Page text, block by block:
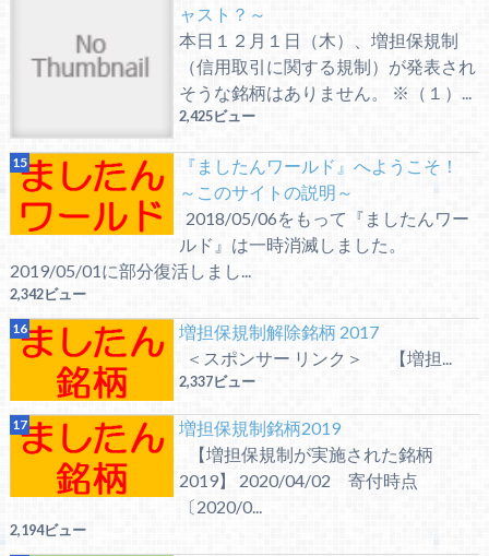
ャスト？～
本日１２月１日（木）、増担保規制
（信用取引に関する規制）が発表され
そうな銘柄はありません。 ※（１）...
2,425ビュー
『ましたんワールド』へようこそ！
～このサイトの説明～
2018/05/06をもって『ましたんワー
ルド』は一時消滅しました。
2019/05/01に部分復活しまし...
2,342ビュー
増担保規制解除銘柄 2017
＜スポンサー リンク＞ 【増担...
2,337ビュー
増担保規制銘柄2019
【増担保規制が実施された銘柄
2019】 2020/04/02 寄付時点
〔2020/0...
2,194ビュー